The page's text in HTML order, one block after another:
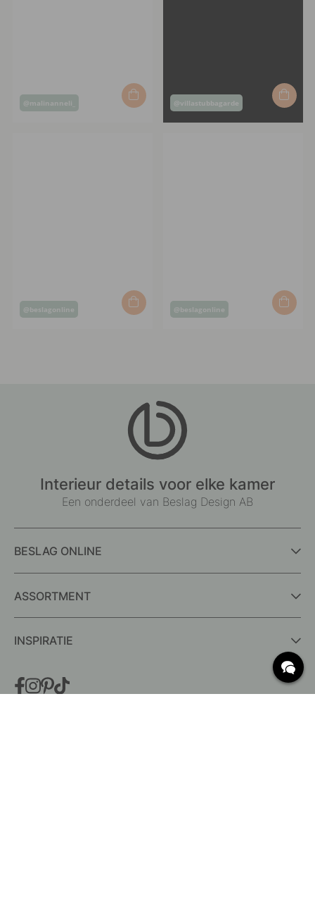
Post
@malinanneli_
Post
@villastubbagarde
Post
@beslagonline
Post
@beslagonline
Interieur details voor elke kamer
Een onderdeel van Beslag Design AB
BESLAG ONLINE
ASSORTMENT
INSPIRATIE